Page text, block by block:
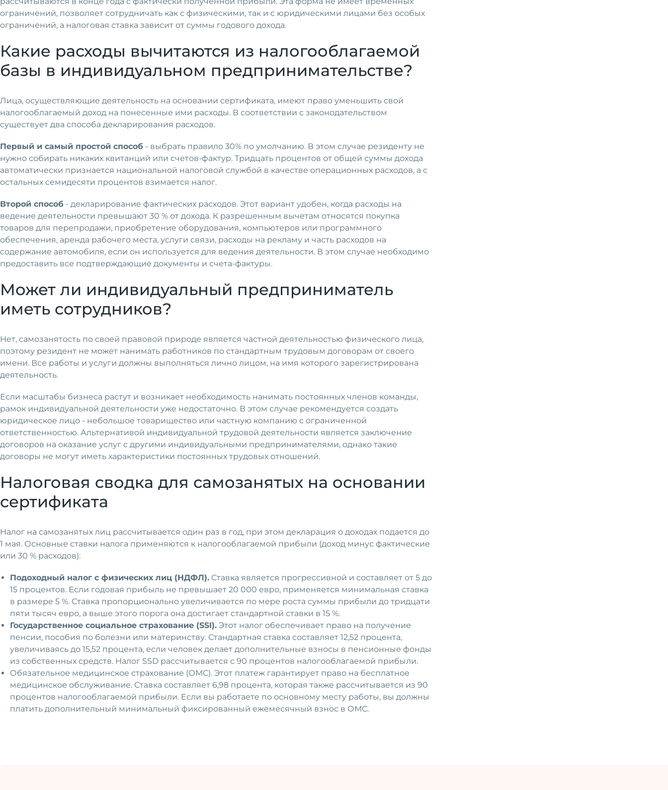
ограничений, позволяет сотрудничать как с физическими, так и с юридическими лицами без особых
ограничений, а налоговая ставка зависит от суммы годового дохода.
Какие расходы вычитаются из налогооблагаемой
базы в индивидуальном предпринимательстве?
Лица, осуществляющие деятельность на основании сертификата, имеют право уменьшить свой
налогооблагаемый доход на понесенные ими расходы. В соответствии с законодательством
существует два способа декларирования расходов.
Первый и самый простой способ - выбрать правило 30% по умолчанию. В этом случае резиденту не
нужно собирать никаких квитанций или счетов-фактур. Тридцать процентов от общей суммы дохода
автоматически признается национальной налоговой службой в качестве операционных расходов, а с
остальных семидесяти процентов взимается налог.
Второй способ - декларирование фактических расходов. Этот вариант удобен, когда расходы на
ведение деятельности превышают 30 % от дохода. К разрешенным вычетам относятся покупка
товаров для перепродажи, приобретение оборудования, компьютеров или программного
обеспечения, аренда рабочего места, услуги связи, расходы на рекламу и часть расходов на
содержание автомобиля, если он используется для ведения деятельности. В этом случае необходимо
предоставить все подтверждающие документы и счета-фактуры.
Может ли индивидуальный предприниматель
иметь сотрудников?
Нет, самозанятость по своей правовой природе является частной деятельностью физического лица,
поэтому резидент не может нанимать работников по стандартным трудовым договорам от своего
имени. Все работы и услуги должны выполняться лично лицом, на имя которого зарегистрирована
деятельность.
Если масштабы бизнеса растут и возникает необходимость нанимать постоянных членов команды,
рамок индивидуальной деятельности уже недостаточно. В этом случае рекомендуется создать
юридическое лицо - небольшое товарищество или частную компанию с ограниченной
ответственностью. Альтернативой индивидуальной трудовой деятельности является заключение
договоров на оказание услуг с другими индивидуальными предпринимателями, однако такие
договоры не могут иметь характеристики постоянных трудовых отношений.
Налоговая сводка для самозанятых на основании
сертификата
Налог на самозанятых лиц рассчитывается один раз в год, при этом декларация о доходах подается до
1 мая. Основные ставки налога применяются к налогооблагаемой прибыли (доход минус фактические
или 30 % расходов):
Подоходный налог с физических лиц (НДФЛ). Ставка является прогрессивной и составляет от 5 до
15 процентов. Если годовая прибыль не превышает 20 000 евро, применяется минимальная ставка
в размере 5 %. Ставка пропорционально увеличивается по мере роста суммы прибыли до тридцати
пяти тысяч евро, а выше этого порога она достигает стандартной ставки в 15 %.
Государственное социальное страхование (SSI). Этот налог обеспечивает право на получение
пенсии, пособия по болезни или материнству. Стандартная ставка составляет 12,52 процента,
увеличиваясь до 15,52 процента, если человек делает дополнительные взносы в пенсионные фонды
из собственных средств. Налог SSD рассчитывается с 90 процентов налогооблагаемой прибыли.
Обязательное медицинское страхование (ОМС). Этот платеж гарантирует право на бесплатное
медицинское обслуживание. Ставка составляет 6,98 процента, которая также рассчитывается из 90
процентов налогооблагаемой прибыли. Если вы работаете по основному месту работы, вы должны
платить дополнительный минимальный фиксированный ежемесячный взнос в ОМС.